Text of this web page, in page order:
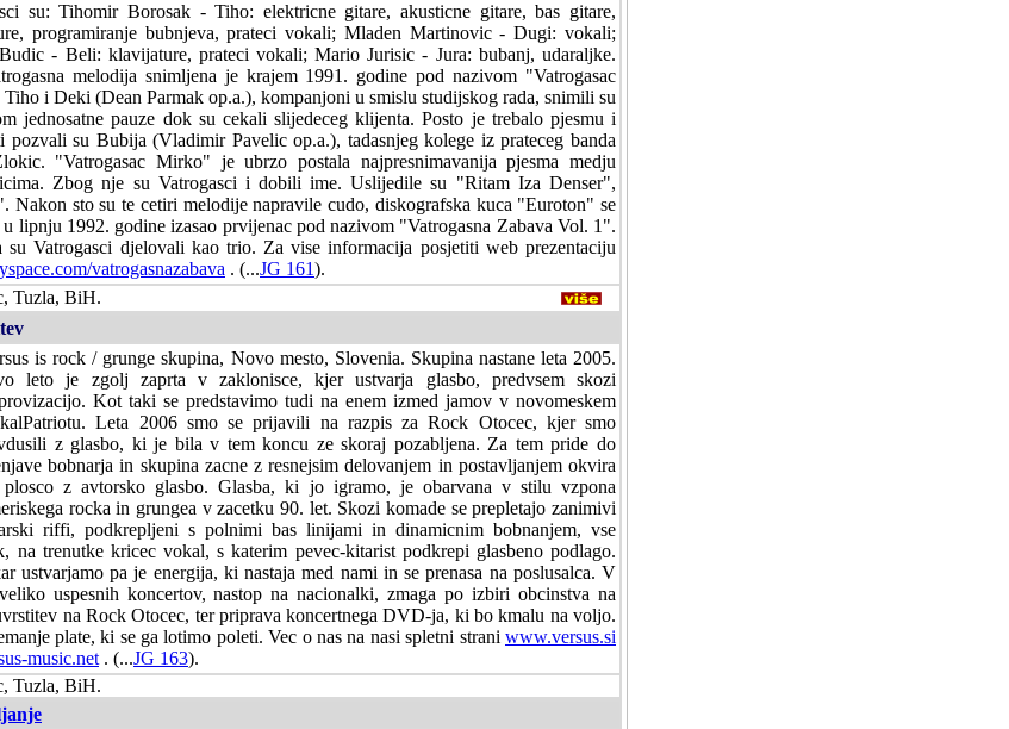
su: Tihomir Borosak - Tiho: elektricne gitare, akusticne gitare, bas gitare,
programiranje bubnjeva, prateci vokali; Mladen Martinovic - Dugi: vokali;
- Beli: klavijature, prateci vokali; Mario Jurisic - Jura: bubanj, udaraljke.
melodija snimljena je krajem 1991. godine pod nazivom "Vatrogasac
i Deki (Dean Parmak op.a.), kompanjoni u smislu studijskog rada, snimili su
jednosatne pauze dok su cekali slijedeceg klijenta. Posto je trebalo pjesmu i
pozvali su Bubija (Vladimir Pavelic op.a.), tadasnjeg kolege iz prateceg banda
"Vatrogasac Mirko" je ubrzo postala najpresnimavanija pjesma medju
Zbog nje su Vatrogasci i dobili ime. Uslijedile su "Ritam Iza Denser",
Nakon sto su te cetiri melodije napravile cudo, diskografska kuca "Euroton" se
lipnju 1992. godine izasao prvijenac pod nazivom "Vatrogasna Zabava Vol. 1".
Vatrogasci djelovali kao trio. Za vise informacija posjetiti web prezentaciju
vatrogasnazabava . (...JG 161).
Tuzla, BiH.
is rock / grunge skupina, Novo mesto, Slovenia. Skupina nastane leta 2005.
leto je zgolj zaprta v zaklonisce, kjer ustvarja glasbo, predvsem skozi
Kot taki se predstavimo tudi na enem izmed jamov v novomeskem
Leta 2006 smo se prijavili na razpis za Rock Otocec, kjer smo
z glasbo, ki je bila v tem koncu ze skoraj pozabljena. Za tem pride do
bobnarja in skupina zacne z resnejsim delovanjem in postavljanjem okvira
plosco z avtorsko glasbo. Glasba, ki jo igramo, je obarvana v stilu vzpona
rocka in grungea v zacetku 90. let. Skozi komade se prepletajo zanimivi
riffi, podkrepljeni s polnimi bas linijami in dinamicnim bobnanjem, vse
na trenutke kricec vokal, s katerim pevec-kitarist podkrepi glasbeno podlago.
ustvarjamo pa je energija, ki nastaja med nami in se prenasa na poslusalca. V
uspesnih koncertov, nastop na nacionalki, zmaga po izbiri obcinstva na
na Rock Otocec, ter priprava koncertnega DVD-ja, ki bo kmalu na voljo.
plate, ki se ga lotimo poleti. Vec o nas na nasi spletni strani www.versus.si
music.net . (...JG 163).
Tuzla, BiH.